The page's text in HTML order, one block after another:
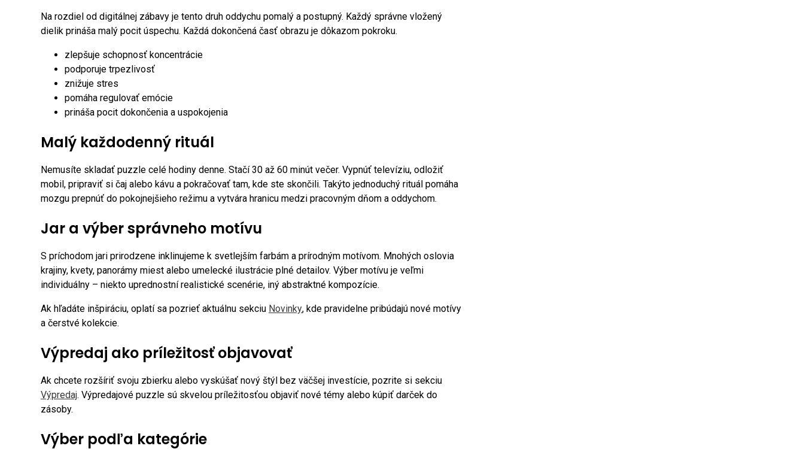
Na rozdiel od digitálnej zábavy je tento druh oddychu pomalý a postupný. Každý správne vložený
dielik prináša malý pocit úspechu. Každá dokončená časť obrazu je dôkazom pokroku.
zlepšuje schopnosť koncentrácie
podporuje trpezlivosť
znižuje stres
pomáha regulovať emócie
prináša pocit dokončenia a uspokojenia
Malý každodenný rituál
Nemusíte skladať puzzle celé hodiny denne. Stačí 30 až 60 minút večer. Vypnúť televíziu, odložiť
mobil, pripraviť si čaj alebo kávu a pokračovať tam, kde ste skončili. Takýto jednoduchý rituál pomáha
mozgu prepnúť do pokojnejšieho režimu a vytvára hranicu medzi pracovným dňom a oddychom.
Jar a výber správneho motívu
S príchodom jari prirodzene inklinujeme k svetlejším farbám a prírodným motívom. Mnohých oslovia
krajiny, kvety, panorámy miest alebo umelecké ilustrácie plné detailov. Výber motívu je veľmi
individuálny – niekto uprednostní realistické scenérie, iný abstraktné kompozície.
Ak hľadáte inšpiráciu, oplatí sa pozrieť aktuálnu sekciu Novinky, kde pravidelne pribúdajú nové motívy
a čerstvé kolekcie.
Výpredaj ako príležitosť objavovať
Ak chcete rozšíriť svoju zbierku alebo vyskúšať nový štýl bez väčšej investície, pozrite si sekciu
Výpredaj. Výpredajové puzzle sú skvelou príležitosťou objaviť nové témy alebo kúpiť darček do
zásoby.
Výber podľa kategórie